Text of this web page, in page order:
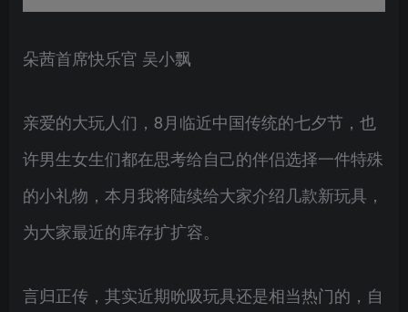
朵茜首席快乐官 吴小飘
亲爱的大玩人们，8月临近中国传统的七夕节，也
许男生女生们都在思考给自己的伴侣选择一件特殊
的小礼物，本月我将陆续给大家介绍几款新玩具，
为大家最近的库存扩扩容。
言归正传，其实近期吮吸玩具还是相当热门的，自